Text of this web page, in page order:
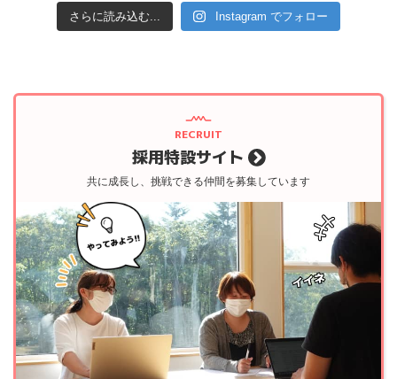
さらに読み込む... Instagram でフォロー
RECRUIT
採用特設サイト
共に成長し、挑戦できる仲間を募集しています